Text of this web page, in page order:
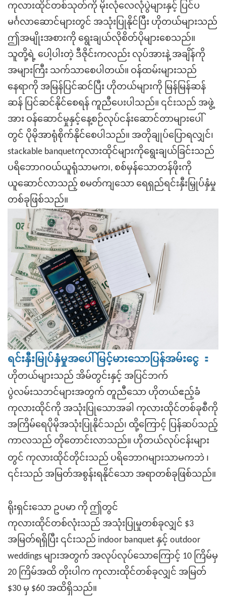
ကုလားထိုင်တစ်သုတ်ကို မိုးလုံလေလုံပွဲများနှင့် ပြင်ပ
မင်္ဂလာဆောင်များတွင် အသုံးပြုနိုင်ပြီး ဟိုတယ်များသည်
ဤအမျိုးအစားကို ရွေးချယ်လိုစိတ်ပိုများစေသည်။
သူတို့ရဲ့ ပေါ့ပါးတဲ့ ဒီဇိုင်းကလည်း လုပ်အားနဲ့ အချိန်ကို
အများကြီး သက်သာစေပါတယ်။ ဝန်ထမ်းများသည်
နေရာကို အမြန်ပြင်ဆင်ပြီး ဟိုတယ်များကို မြန်မြန်ဆန်
ဆန် ပြင်ဆင်နိုင်စေရန် ကူညီပေးပါသည်။ ၎င်းသည် အဖွဲ့
အား ဝန်ဆောင်မှုနှင့်နေ့စဉ်လုပ်ငန်းဆောင်တာများပေါ်
တွင် ပိုမိုအာရုံစိုက်နိုင်စေပါသည်။ အတိုချုပ်ပြောရလျှင်၊
stackable banquetကုလားထိုင်များကိုရွေးချယ်ခြင်းသည်
ပရိဘောဂဝယ်ယူရုံသာမက၊, စစ်မှန်သောတန်ဖိုးကို
ယူဆောင်လာသည့် စမတ်ကျသော ရေရှည်ရင်းနှီးမြှုပ်နှံမှု
တစ်ခုဖြစ်သည်။
ရင်းနှီးမြုပ်နှံမှုအပေါ် မြင့်မားသောပြန်အမ်းငွေ ：
ဟိုတယ်များသည် အိမ်တွင်းနှင့် အပြင်ဘက်
ပွဲလမ်းသဘင်များအတွက် တူညီသော ဟိုတယ်ဧည့်ခံ
ကုလားထိုင်ကို အသုံးပြုသောအခါ ကုလားထိုင်တစ်ခုစီကို
အကြိမ်ရေပိုမိုအသုံးပြုနိုင်သည်၊ ထို့ကြောင့် ပြန်ဆပ်သည့်
ကာလသည် တိုတောင်းလာသည်။ ဟိုတယ်လုပ်ငန်းများ
တွင် ကုလားထိုင်တိုင်းသည် ပရိဘောဂများသာမကဘဲ ၊
၎င်းသည် အမြတ်အစွန်းရနိုင်သော အရာတစ်ခုဖြစ်သည်။
ရိုးရှင်းသော ဥပမာ ကို ဤတွင်
ကုလားထိုင်တစ်လုံးသည် အသုံးပြုမှုတစ်ခုလျှင် $3
အမြတ်ရရှိပြီး ၎င်းသည် indoor banquet နှင့် outdoor
weddings များအတွက် အလုပ်လုပ်သောကြောင့် 10 ကြိမ်မှ
20 ကြိမ်အထိ တိုးပါက ကုလားထိုင်တစ်ခုလျှင် အမြတ်
$30 မှ $60 အထိရှိသည်။